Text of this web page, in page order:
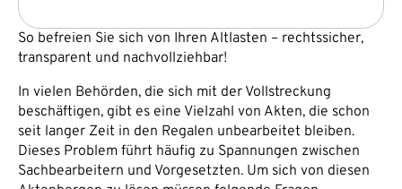
So befreien Sie sich von Ihren Altlasten – rechtssicher,
transparent und nachvollziehbar!
In vielen Behörden, die sich mit der Vollstreckung
beschäftigen, gibt es eine Vielzahl von Akten, die schon
seit langer Zeit in den Regalen unbearbeitet bleiben.
Dieses Problem führt häufig zu Spannungen zwischen
Sachbearbeitern und Vorgesetzten. Um sich von diesen